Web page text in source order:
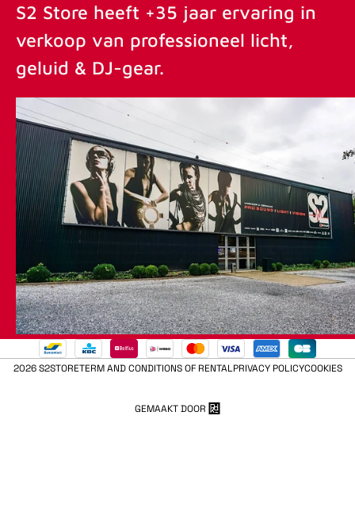
S2 Store heeft +35 jaar ervaring in
verkoop van professioneel licht,
geluid & DJ-gear.
2026 S2STORETERM AND CONDITIONS OF RENTALPRIVACY POLICYCOOKIES
GEMAAKT DOOR